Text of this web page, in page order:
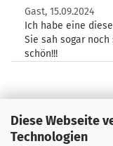
Diese Webseite
Technologien
Gast, 15.09.2024
Ich habe eine
Sie sah sogar
schön!!!